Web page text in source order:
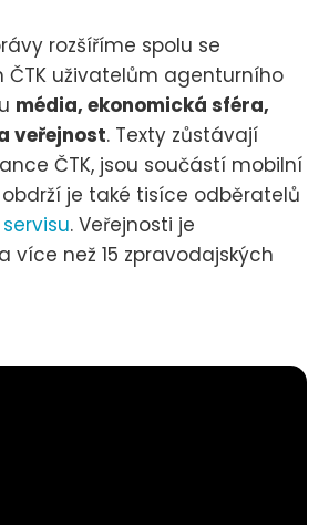
rozšíříme spolu se
uživatelům agenturního
média, ekonomická sféra,
veřejnost. Texty zůstávají
ČTK, jsou součástí mobilní
obdrží je také tisíce odběratelů
. Veřejnosti je
více než 15 zpravodajských